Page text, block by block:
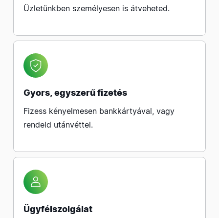
Üzletünkben személyesen is átveheted.
Gyors, egyszerű fizetés
Fizess kényelmesen bankkártyával, vagy
rendeld utánvéttel.
Ügyfélszolgálat